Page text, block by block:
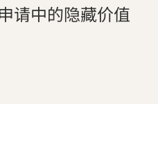
请中的隐藏价值